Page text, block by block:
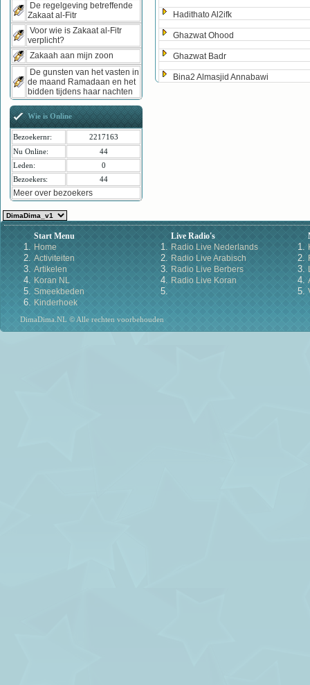
Hadithato Al2ifk
Ghazwat Ohood
Ghazwat Badr
Bina2 Almasjid Annabawi
De regelgeving betreffende
Zakaat al-Fitr
Voor wie is Zakaat al-Fitr
verplicht?
Zakaah aan mijn zoon
De gunsten van het vasten in
de maand Ramadaan en het
bidden tijdens haar nachten
Wie is Online
Bezoekernr:
2217163
Nu Online:
44
Leden:
0
Bezoekers:
44
Meer over bezoekers
Start Menu
Home
Activiteiten
Artikelen
Koran NL
Smeekbeden
Kinderhoek
Live Radio's
Radio Live Nederlands
Radio Live Arabisch
Radio Live Berbers
Radio Live Koran
DimaDima.NL © Alle rechten voorbehouden